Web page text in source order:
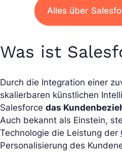
Alles über
Was ist
Durch die Integration einer
skalierbaren künstlichen
Salesforce das
Auch bekannt als Einstein,
Technologie die Leistung der
Personalisierung des